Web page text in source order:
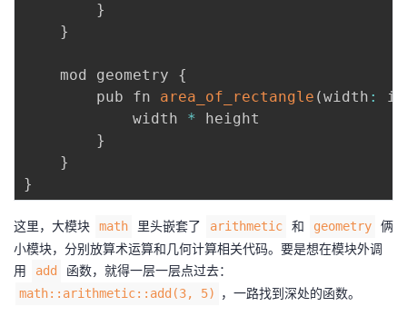
}
}
    mod geometry
{
        pub fn
area_of_rectangle (width :
            width
*
height
}
}
}
这里，大模块 math 里头嵌套了 arithmetic 和 geometry
俩
小模块，分别放算术运算和几何计算相关代码。要是想在模块外调
用
add 函数，就得一层一层点过去：
math::arithmetic::add(3, 5) ，一路找到深处的函数。